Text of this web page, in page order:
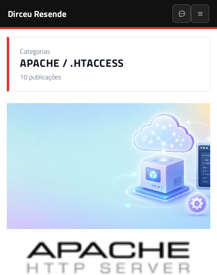
Dirceu Resende
Categorias
APACHE / .HTACCESS
10 publicações
Como instalar e configurar o PHP numa
máquina virtual do Azure
18 de maio de 2026 34 min de leitura